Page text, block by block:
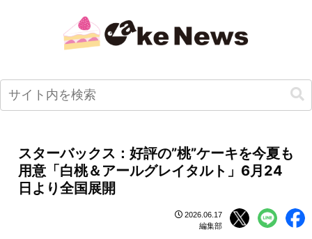
スターバックス：好評の”桃”ケーキを今夏も
用意「白桃＆アールグレイタルト」6月24
日より全国展開
2026.06.17
編集部